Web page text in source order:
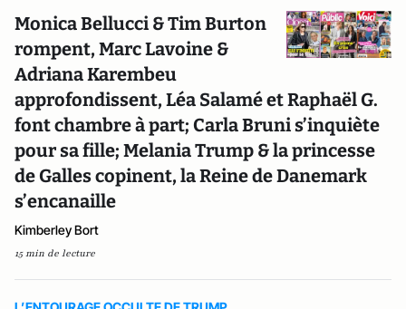
Monica Bellucci & Tim Burton
rompent, Marc Lavoine &
Adriana Karembeu
approfondissent, Léa Salamé et Raphaël G.
font chambre à part; Carla Bruni s’inquiète
pour sa fille; Melania Trump & la princesse
de Galles copinent, la Reine de Danemark
s’encanaille
Kimberley Bort
15 min de lecture